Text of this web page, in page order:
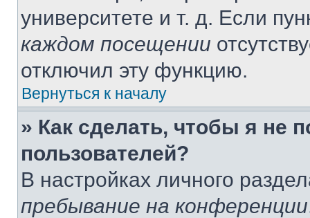
университете и т. д. Если
каждом посещении
отключил эту функцию.
Вернуться к началу
» Как сделать, чтобы я не
пользователей?
В настройках личного
пребывание на конференции